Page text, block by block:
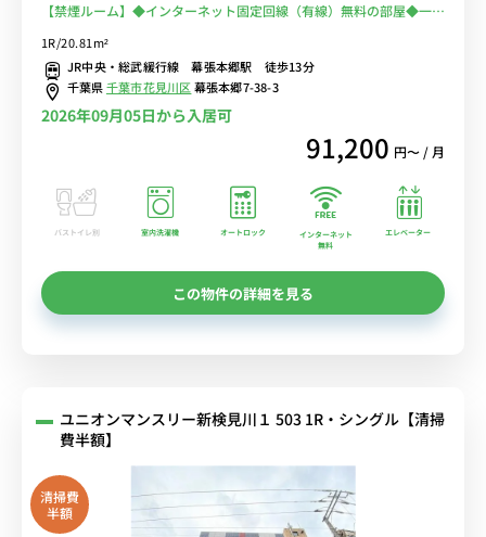
【禁煙ルーム】◆インターネット固定回線（有線）無料の部屋◆一棟
複数室ありで法人もまとめて入居可♪安心のオートロック＆宅配BOX
完備♪快適なソファ付き♪■JR総武線・京成千葉線の2路線利用可/
秋葉原・新宿まで乗換なし/駅前には24時間営業のスーパー「ワイズ
マート」あり
1R/20.81m²
JR中央・総武緩行線 幕張本郷駅 徒歩13分
千葉県千葉市花見川区幕張本郷7-38-3
2026年09月05日から入居可
91,200 円〜 / 月
バストイレ別 室内洗濯機 オートロック
インターネット
無料
エレベーター
この物件の詳細を見る
ユニオンマンスリー新検見川１ 503 1R・シングル【清掃
費半額】
清掃費
半額